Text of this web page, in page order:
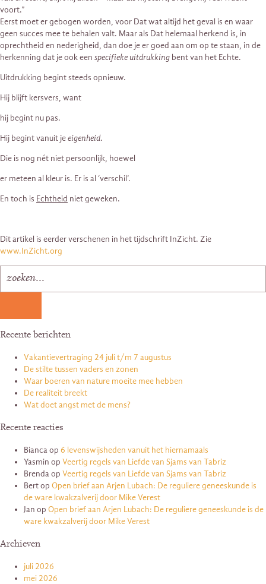
voort.”
Eerst moet er gebogen worden, voor Dat wat altijd het geval is en waar
geen succes mee te behalen valt. Maar als Dat helemaal herkend is, in
oprechtheid en nederigheid, dan doe je er goed aan om op te staan, in de
herkenning dat je ook een specifieke uitdrukking bent van het Echte.
Uitdrukking begint steeds opnieuw.
Hij blijft kersvers, want
hij begint nu pas.
Hij begint vanuit jeeigenheid.
Die is nog nét niet persoonlijk, hoewel
er meteen al kleur is. Er is al ‘verschil’.
En toch is Echtheid niet geweken.
Dit artikel is eerder verschenen in het tijdschrift InZicht. Zie
www.InZicht.org
Recente berichten
Vakantievertraging 24 juli t/m 7 augustus
De stilte tussen vaders en zonen
Waar boeren van nature moeite mee hebben
De realiteit breekt
Wat doet angst met de mens?
Recente reacties
Biancaop 6 levenswijsheden vanuit het hiernamaals
Yasmin op Veertig regels van Liefde van Sjams van Tabriz
Brendaop Veertig regels van Liefde van Sjams van Tabriz
Bertop Open brief aan Arjen Lubach: De reguliere geneeskunde is
de ware kwakzalverij door Mike Verest
Jan op Open brief aan Arjen Lubach: De reguliere geneeskunde is de
ware kwakzalverij door Mike Verest
Archieven
juli 2026
mei 2026